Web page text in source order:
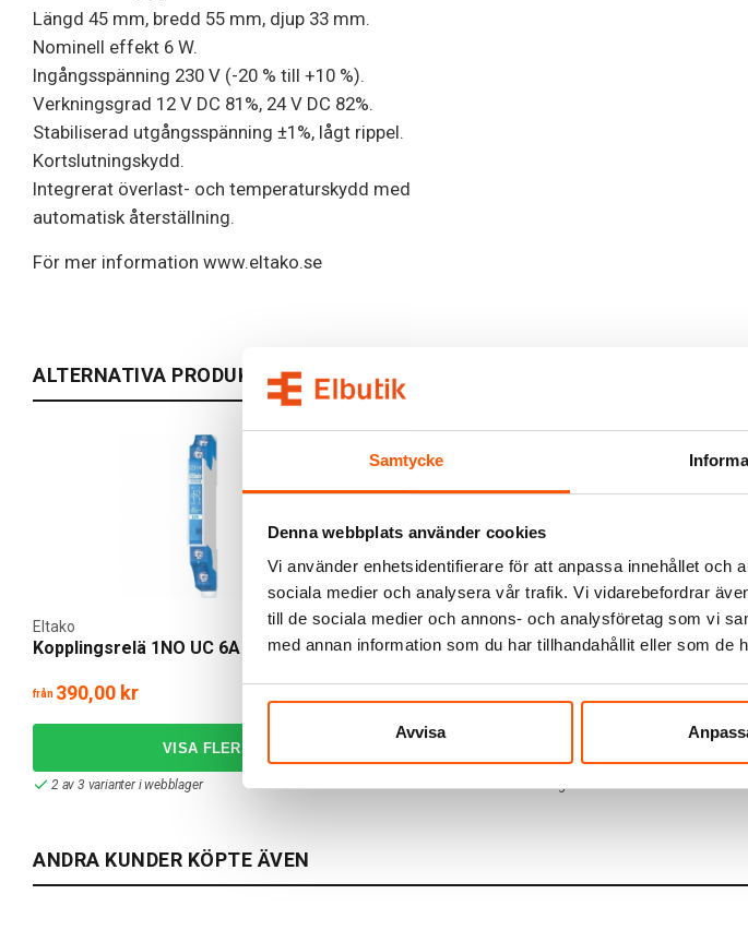
Samtycke
Denna webbplats använder cookies
Vi använder enhetsidentifierare för att anpassa innehållet och
sociala medier och analysera vår trafik. Vi vidarebefordrar
till de sociala medier och annons- och analysföretag som vi
med annan information som du har tillhandahållit eller som de
Avvisa
Längd 45 mm, bredd 55 mm, djup 33 mm.
Nominell effekt 6 W.
Ingångsspänning 230 V (-20 % till +10 %).
Verkningsgrad 12 V DC 81%, 24 V DC 82%.
Stabiliserad utgångsspänning ±1%, lågt rippel.
Kortslutningskydd.
Integrerat överlast- och temperaturskydd med
automatisk återställning.
För mer information www.eltako.se
ALTERNATIVA PRODUKTER
Kopplingsrelä 1NO UC 6A
Eltako
från 390,00 kr
2 av 3 varianter i webblager
Strömrelä AR12DX 1VXL 16A
Eltako
ANDRA KUNDER KÖPTE ÄVEN